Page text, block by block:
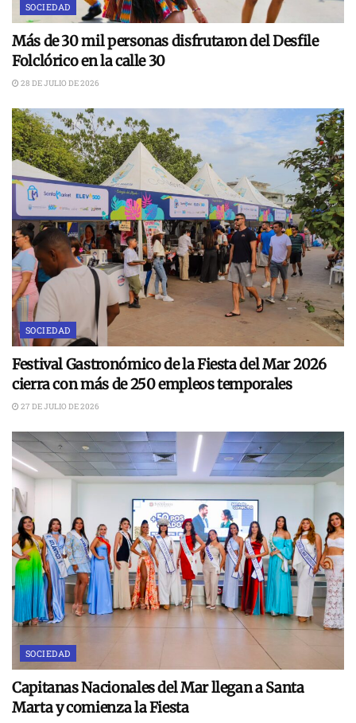
SOCIEDAD
Más de 30 mil personas disfrutaron del Desfile
Folclórico en la calle 30
28 DE JULIO DE 2026
SOCIEDAD
Festival Gastronómico de la Fiesta del Mar 2026
cierra con más de 250 empleos temporales
27 DE JULIO DE 2026
SOCIEDAD
Capitanas Nacionales del Mar llegan a Santa
Marta y comienza la Fiesta